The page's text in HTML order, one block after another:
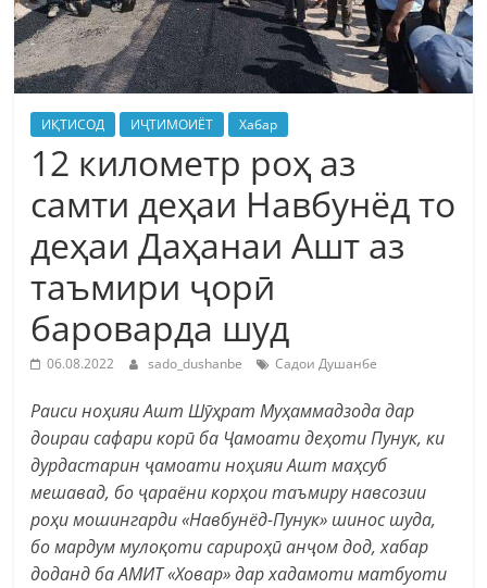
ИҚТИСОД ИҶТИМОИЁТ Хабар
12 километр роҳ аз
самти деҳаи Навбунёд то
деҳаи Даҳанаи Ашт аз
таъмири ҷорӣ
бароварда шуд
06.08.2022 sado_dushanbe Садои Душанбе
Раиси ноҳияи Ашт Шӯҳрат Муҳаммадзода дар
доираи сафари корӣ ба Ҷамоати деҳоти Пунук, ки
дурдастарин ҷамоати ноҳияи Ашт маҳсуб
мешавад, бо ҷараёни корҳои таъмиру навсозии
роҳи мошингарди «Навбунёд-Пунук» шинос шуда,
бо мардум мулоқоти сарироҳӣ анҷом дод, хабар
доданд ба АМИТ «Ховар» дар хадамоти матбуоти